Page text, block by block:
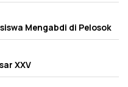
Mengabdi di Pelosok
XXV